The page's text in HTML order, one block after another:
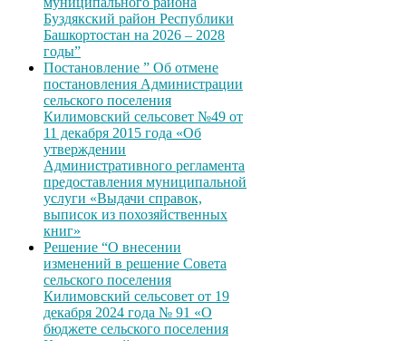
Буздякский район Республики
Башкортостан на 2026 – 2028
годы”
Постановление ” Об отмене
постановления Администрации
сельского поселения
Килимовский сельсовет №49 от
11 декабря 2015 года «Об
утверждении
Административного регламента
предоставления муниципальной
услуги «Выдачи справок,
выписок из похозяйственных
книг»
Решение “О внесении
изменений в решение Совета
сельского поселения
Килимовский сельсовет от 19
декабря 2024 года № 91 «О
бюджете сельского поселения